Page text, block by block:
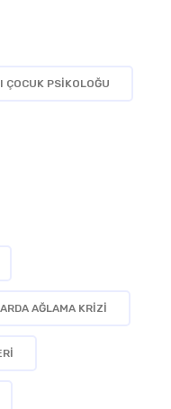
ÇOCUK PSIKOLOĞU
AĞLAMA KRIZI